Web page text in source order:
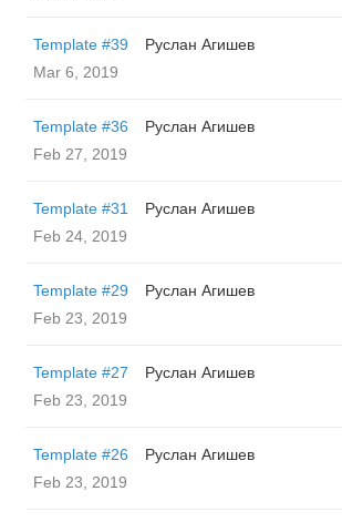
Template #39
Руслан Агишев
Mar 6, 2019
Template #36
Руслан Агишев
Feb 27, 2019
Template #31
Руслан Агишев
Feb 24, 2019
Template #29
Руслан Агишев
Feb 23, 2019
Template #27
Руслан Агишев
Feb 23, 2019
Template #26
Руслан Агишев
Feb 23, 2019